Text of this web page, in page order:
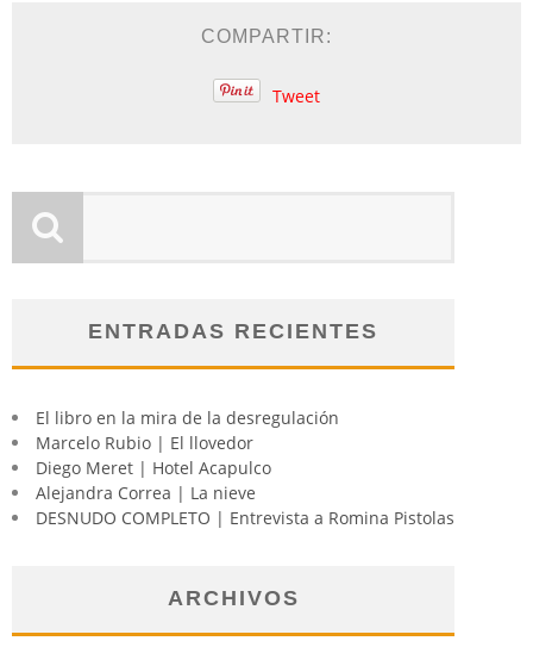
COMPARTIR:
Tweet
ENTRADAS RECIENTES
El libro en la mira de la desregulación
Marcelo Rubio | El llovedor
Diego Meret | Hotel Acapulco
Alejandra Correa | La nieve
DESNUDO COMPLETO | Entrevista a Romina Pistolas
ARCHIVOS